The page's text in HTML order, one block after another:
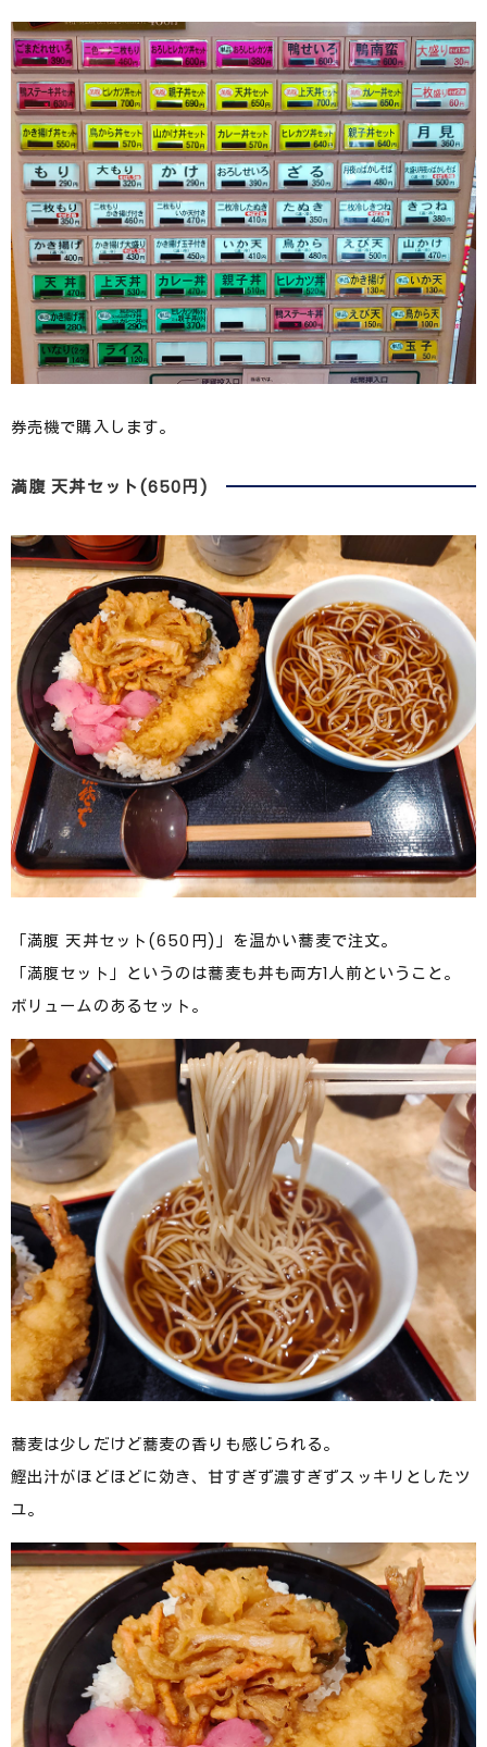
券売機で購入します。
満腹 天丼セット(650円)
「満腹 天丼セット(650円)」を温かい蕎麦で注文。
「満腹セット」というのは蕎麦も丼も両方1人前ということ。
ボリュームのあるセット。
蕎麦は少しだけど蕎麦の香りも感じられる。
鰹出汁がほどほどに効き、甘すぎず濃すぎずスッキリとしたツ
ユ。